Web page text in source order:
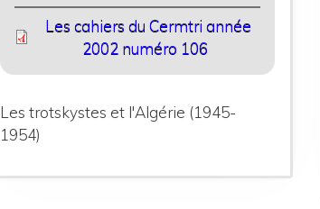
Les cahiers du Cermtri année
2002 numéro 106
Les trotskystes et l'Algérie (1945-
1954)